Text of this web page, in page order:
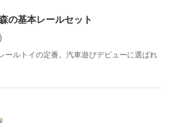
の基本レールセット
ールトイの定番。汽車遊びデビューに選ばれ